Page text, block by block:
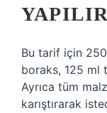
Bu tarif için 250
boraks, 125 ml
Ayrıca tüm
karıştırarak